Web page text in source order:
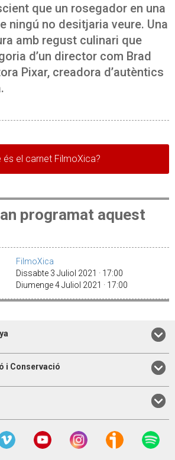
que un rosegador en una
ningú no desitjaria veure. Una
amb regust culinari que
d’un director com Brad
Pixar, creadora d’autèntics
és el carnet FilmoXica?
programat aquest
FilmoXica
Dissabte 3 Juliol 2021 · 17:00
Diumenge 4 Juliol 2021 · 17:00
i Conservació